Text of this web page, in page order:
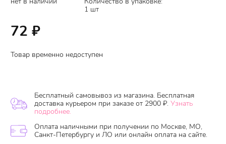
1 шт
72 ₽
Товар временно недоступен
Бесплатный самовывоз из магазина. Бесплатная
доставка курьером при заказе от 2900 ₽. Узнать
подробнее.
Оплата наличными при получении по Москве, МО,
Санкт-Петербургу и ЛО или онлайн оплата на сайте.